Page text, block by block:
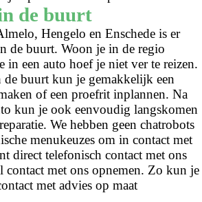
de buurt
Hengelo en Enschede is er
de buurt. Woon je in de regio
in een auto hoef je niet ver te reizen.
buurt kun je gemakkelijk een
of een proefrit inplannen. Na
kun je ook eenvoudig langskomen
We hebben geen chatrobots
menukeuzes om in contact met
direct telefonisch contact met ons
contact met ons opnemen. Zo kun je
met advies op maat